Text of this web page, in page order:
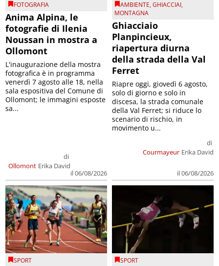
FOTOGRAFIA
Anima Alpina, le
fotografie di Ilenia
Noussan in mostra a
Ollomont
Ollomont
di
Erika David
il 06/08/2026
L'inaugurazione della mostra
fotografica è in programma
venerdì 7 agosto alle 18, nella
sala espositiva del Comune di
Ollomont; le immagini esposte
sa...
AMBIENTE,GHIACCIAI,
MONTAGNA
Ghiacciaio
Planpincieux,
riapertura diurna
della strada della Val
Ferret
Courmayeur
di
Erika David
il 06/08/2026
Riapre oggi, giovedì 6 agosto,
solo di giorno e solo in
discesa, la strada comunale
della Val Ferret; si riduce lo
scenario di rischio, in
movimento u...
SPORT SPORT